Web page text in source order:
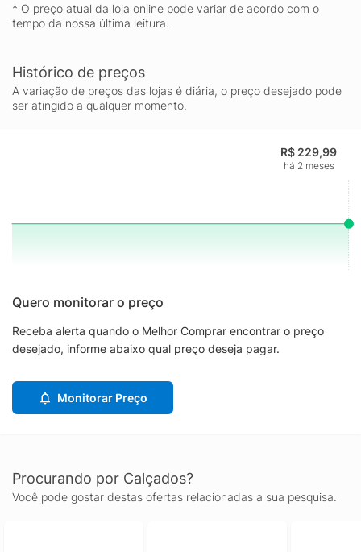
* O preço atual da loja online pode variar de acordo com o
tempo da nossa última leitura.
Histórico de preços
A variação de preços das lojas é diária, o preço desejado pode
ser atingido a qualquer momento.
R$ 229,99
há 2 meses
Quero monitorar o preço
Receba alerta quando o Melhor Comprar encontrar o preço
desejado, informe abaixo qual preço deseja pagar.
Monitorar Preço
Procurando por Calçados?
Você pode gostar destas ofertas relacionadas a sua pesquisa.